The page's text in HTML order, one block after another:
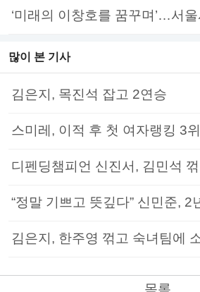
‘미래의 이창호를 꿈꾸며’…서
많이 본 기사
김은지, 목진석 잡고 2연승
스미레, 이적 후 첫 여자랭킹 3위
디펜딩챔피언 신진서, 김민석
“정말 기쁘고 뜻깊다” 신민준, 2
김은지, 한주영 꺾고 숙녀팀에
목록